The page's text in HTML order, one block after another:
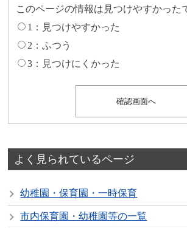
このページの情報は見つけやすかった
1：見つけやすかった
2：ふつう
3：見つけにくかった
よく見られているページ
幼稚園・保育園・一時保育
市内保育園・幼稚園等の一覧